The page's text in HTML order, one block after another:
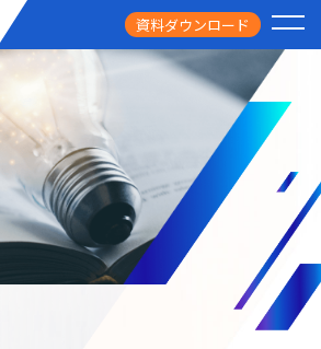
資料ダウンロード
サービス
PRICE
料金
FEATURE